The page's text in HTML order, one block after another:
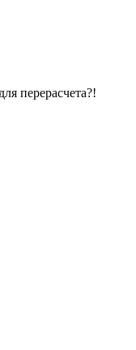
перерасчета?!